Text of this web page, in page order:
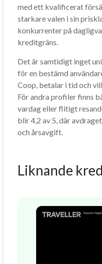
med ett kvalificerat
starkare valen i sin
konkurrenter på
kreditgräns.
Det är samtidigt inget
för en bestämd
Coop, betalar i tid och
För andra profiler finns
vardag eller flitigt
blir 4,2 av 5, där
och årsavgift.
Liknande